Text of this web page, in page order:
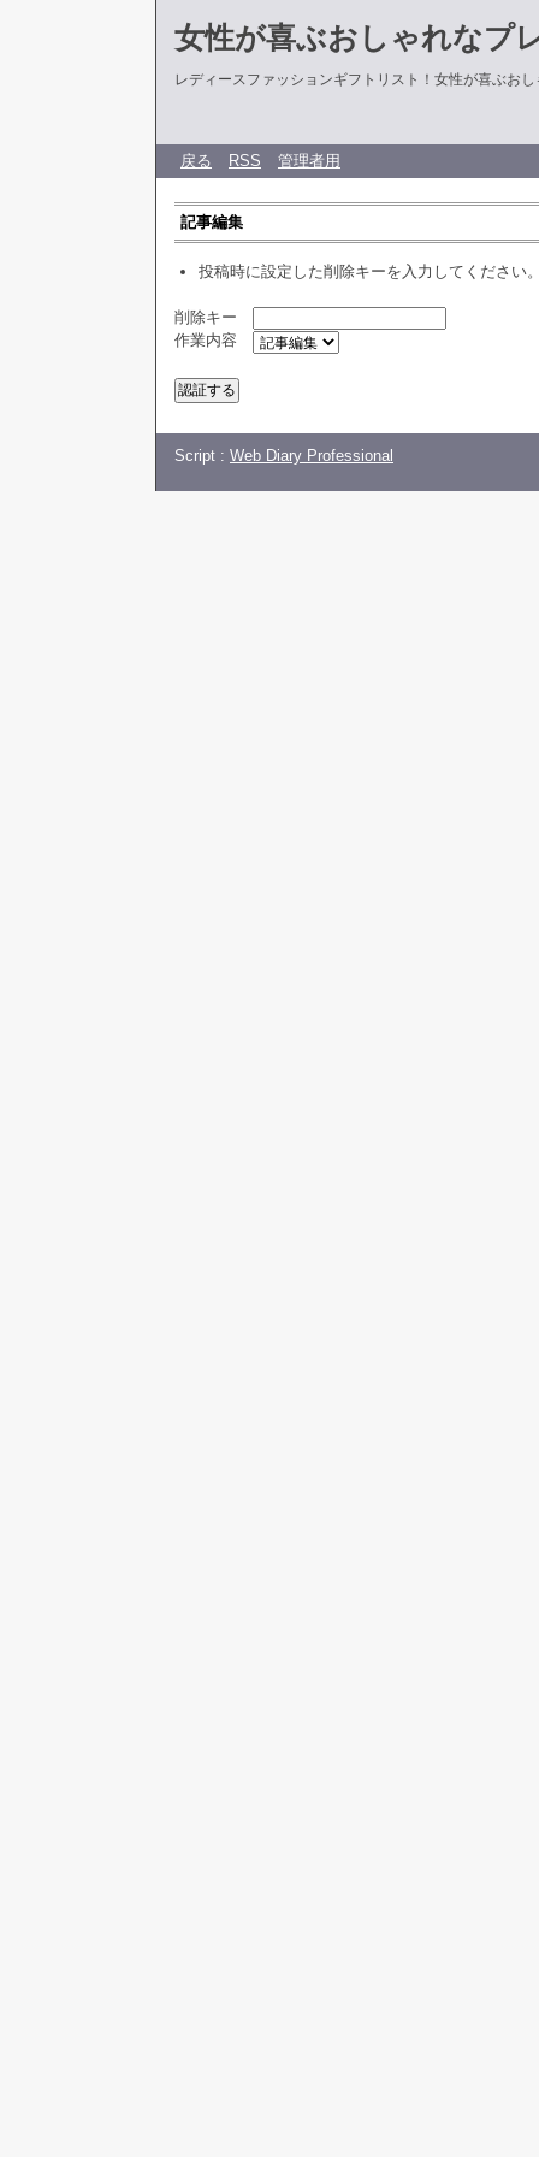
女性が喜ぶおしゃれなプ
レディースファッションギフトリスト！女性が喜ぶお
戻る RSS 管理者用
記事編集
投稿時に設定した削除キーを入力してください
削除キー
作業内容
Script : Web Diary Professional